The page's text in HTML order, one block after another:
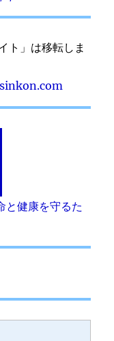
ト」は移転しま
と健康を守るた